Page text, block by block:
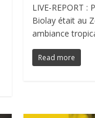
LIVE-REPORT
Biolay était au
ambiance
Read more